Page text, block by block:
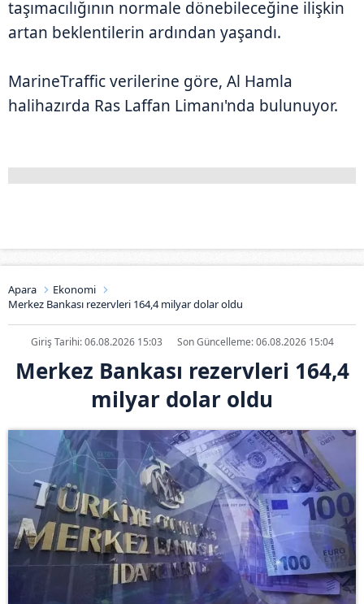
taşımacılığının normale dönebileceğine ilişkin
artan beklentilerin ardından yaşandı.
MarineTraffic verilerine göre, Al Hamla
halihazırda Ras Laffan Limanı'nda bulunuyor.
Apara
Ekonomi
Merkez Bankası rezervleri 164,4 milyar dolar oldu
Giriş Tarihi: 06.08.2026 15:03 Son Güncelleme: 06.08.2026 15:04
Merkez Bankası rezervleri 164,4
milyar dolar oldu